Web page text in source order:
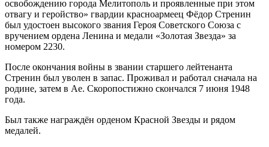
освобождению города Мелитополь и проявленные при этом
отвагу и геройство» гвардии красноармеец Фёдор Стренин
был удостоен высокого звания Героя Советского Союза с
вручением ордена Ленина и медали «Золотая Звезда» за
номером 2230.
После окончания войны в звании старшего лейтенанта
Стренин был уволен в запас. Проживал и работал сначала на
родине, затем в Ае. Скоропостижно скончался 7 июня 1948
года.
Был также награждён орденом Красной Звезды и рядом
медалей.